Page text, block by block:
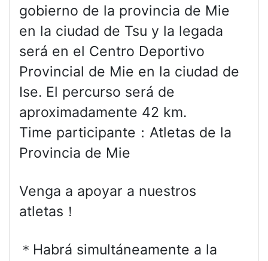
gobierno de la provincia de Mie
en la ciudad de Tsu y la legada
será en el Centro Deportivo
Provincial de Mie en la ciudad de
Ise. El percurso será de
aproximadamente 42 km.
Time participante：Atletas de la
Provincia de Mie
Venga a apoyar a nuestros
atletas！
＊Habrá simultáneamente a la